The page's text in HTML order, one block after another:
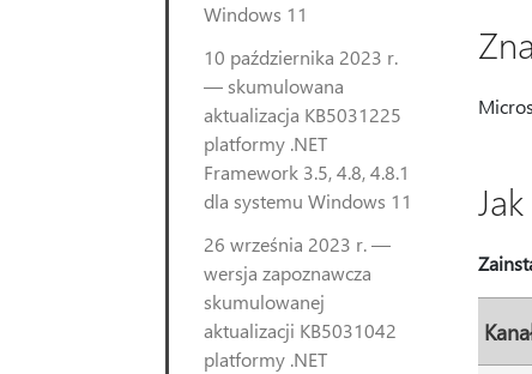
Windows 11
10 października 2023 r.
— skumulowana
aktualizacja KB5031225
platformy .NET
Framework 3.5, 4.8, 4.8.1
dla systemu Windows 11
26 września 2023 r. —
wersja zapoznawcza
skumulowanej
aktualizacji KB5031042
platformy .NET